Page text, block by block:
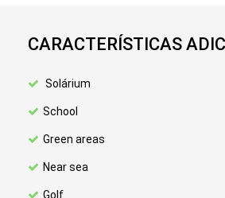
CARACTERÍSTICAS
Solárium
School
Green areas
Near sea
Golf